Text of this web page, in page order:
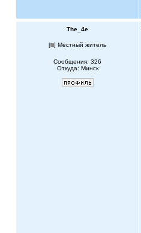
The_4e
[ ] Местный житель
Сообщения: 326
Откуда: Минск